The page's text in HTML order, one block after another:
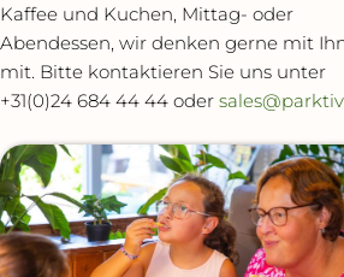
Kaffee und Kuchen, Mittag- oder
Abendessen, wir denken gerne mit
mit. Bitte kontaktieren Sie uns unter
+31(0)24 684 44 44 oder